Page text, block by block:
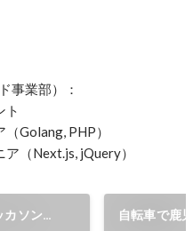
事業部）：
ト
Golang, PHP）
（Next.js, jQuery）
ソン
自転車で鹿